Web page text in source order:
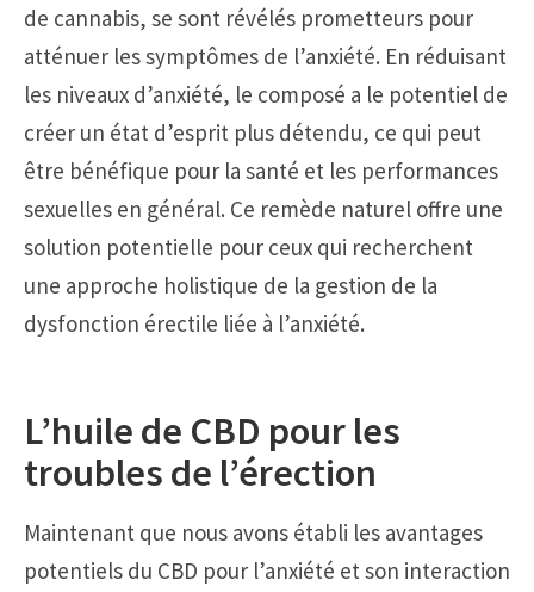
de cannabis, se sont révélés prometteurs pour
atténuer les symptômes de l’anxiété. En réduisant
les niveaux d’anxiété, le composé a le potentiel de
créer un état d’esprit plus détendu, ce qui peut
être bénéfique pour la santé et les performances
sexuelles en général. Ce remède naturel offre une
solution potentielle pour ceux qui recherchent
une approche holistique de la gestion de la
dysfonction érectile liée à l’anxiété.
L’huile de CBD pour les
troubles de l’érection
Maintenant que nous avons établi les avantages
potentiels du CBD pour l’anxiété et son interaction